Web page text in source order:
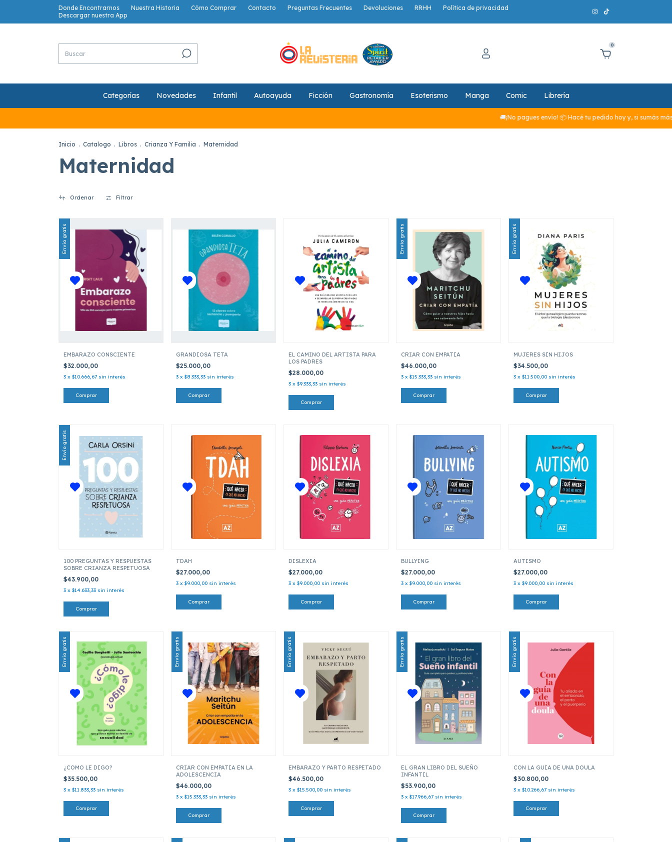
Donde Encontrarnos Nuestra Historia Cómo Comprar Contacto Preguntas Frecuentes Devoluciones RRHH
Política de privacidad
Descargar nuestra App
0
Categorías Novedades Infantil Autoayuda Ficción Gastronomía Esoterismo Manga Comic Librería
🚚¡No pagues envío! 📦 Hacé tu pedido hoy y, si sumás más de
Inicio . Catalogo . Libros . Crianza Y Familia . Maternidad
Maternidad
Ordenar Filtrar
Envío gratis
EMBARAZO CONSCIENTE
$32.000,00
3 x $10.666,67 sin interés
GRANDIOSA TETA
$25.000,00
3 x $8.333,33 sin interés
EL CAMINO DEL ARTISTA PARA
LOS PADRES
$28.000,00
3 x $9.333,33 sin interés
Envío gratis
CRIAR CON EMPATIA
$46.000,00
3 x $15.333,33 sin interés
Envío gratis
MUJERES SIN HIJOS
$34.500,00
3 x $11.500,00 sin interés
Envío gratis
100 PREGUNTAS Y RESPUESTAS
SOBRE CRIANZA RESPETUOSA
$43.900,00
3 x $14.633,33 sin interés
TDAH
$27.000,00
3 x $9.000,00 sin interés
DISLEXIA
$27.000,00
3 x $9.000,00 sin interés
BULLYING
$27.000,00
3 x $9.000,00 sin interés
AUTISMO
$27.000,00
3 x $9.000,00 sin interés
Envío gratis
¿COMO LE DIGO?
$35.500,00
3 x $11.833,33 sin interés
Envío gratis
CRIAR CON EMPATIA EN LA
ADOLESCENCIA
$46.000,00
3 x $15.333,33 sin interés
Envío gratis
EMBARAZO Y PARTO RESPETADO
$46.500,00
3 x $15.500,00 sin interés
Envío gratis
EL GRAN LIBRO DEL SUEÑO
INFANTIL
$53.900,00
3 x $17.966,67 sin interés
Envío gratis
CON LA GUIA DE UNA DOULA
$30.800,00
3 x $10.266,67 sin interés